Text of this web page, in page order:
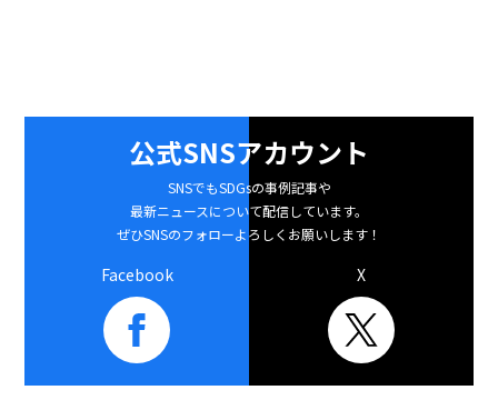
公式SNSアカウント
SNSでもSDGsの事例記事や
最新ニュースについて配信しています。
ぜひSNSのフォローよろしくお願いします！
Facebook X